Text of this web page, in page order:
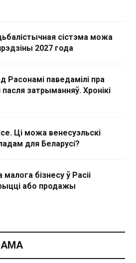
сістэма можа
2027 года
Расонамі паведамілі пра
пасля затрыманняў. Хронікі
Ці можа венесуэльскі
для Беларусі?
бізнесу ў Расіі
або продажы